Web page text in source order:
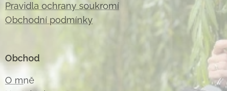
Pravidla ochrany soukromí
Obchodní podmínky
Obchod
O mně